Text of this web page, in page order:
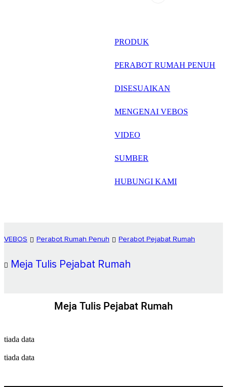
français
العربية
PRODUK
PERABOT RUMAH PENUH
DISESUAIKAN
MENGENAI VEBOS
VIDEO
SUMBER
HUBUNGI KAMI
VEBOS Perabot Rumah Penuh Perabot Pejabat Rumah
Meja Tulis Pejabat Rumah
Meja Tulis Pejabat Rumah
tiada data
tiada data